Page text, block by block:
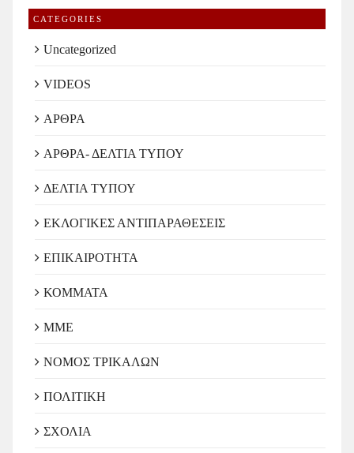
CATEGORIES
Uncategorized
VIDEOS
ΑΡΘΡΑ
ΑΡΘΡΑ- ΔΕΛΤΙΑ ΤΥΠΟΥ
ΔΕΛΤΙΑ ΤΥΠΟΥ
ΕΚΛΟΓΙΚΕΣ ΑΝΤΙΠΑΡΑΘΕΣΕΙΣ
ΕΠΙΚΑΙΡΟΤΗΤΑ
ΚΟΜΜΑΤΑ
ΜΜΕ
ΝΟΜΟΣ ΤΡΙΚΑΛΩΝ
ΠΟΛΙΤΙΚΗ
ΣΧΟΛΙΑ